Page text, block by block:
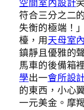
符合三分之二
失衡的極端！
檯，用天母室
鎮靜且優雅的
馬車的後備箱
學出一會所設
的東西，小心
一元美金。摩